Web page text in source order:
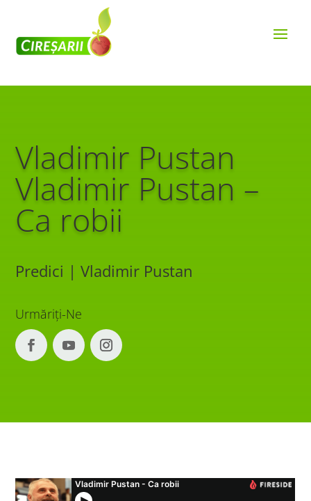
Vladimir Pustan
Vladimir Pustan –
Ca robii
Predici | Vladimir Pustan
Urmăriți-Ne